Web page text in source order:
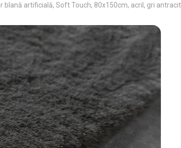
blană artificială, Soft Touch, 80x150cm, acril, gri antracit